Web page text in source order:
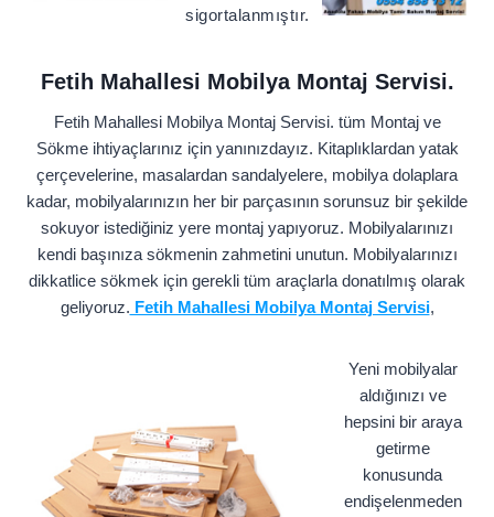
sigortalanmıştır.
Fetih Mahallesi Mobilya Montaj Servisi.
Fetih Mahallesi Mobilya Montaj Servisi. tüm Montaj ve
Sökme ihtiyaçlarınız için yanınızdayız. Kitaplıklardan yatak
çerçevelerine, masalardan sandalyelere, mobilya dolaplara
kadar, mobilyalarınızın her bir parçasının sorunsuz bir şekilde
sokuyor istediğiniz yere montaj yapıyoruz. Mobilyalarınızı
kendi başınıza sökmenin zahmetini unutun. Mobilyalarınızı
dikkatlice sökmek için gerekli tüm araçlarla donatılmış olarak
geliyoruz. Fetih Mahallesi Mobilya Montaj Servisi,
Yeni mobilyalar
aldığınızı ve
hepsini bir araya
getirme
konusunda
endişelenmeden